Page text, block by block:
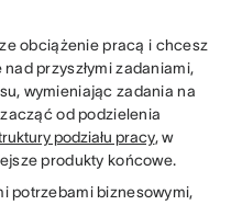
obciążenie pracą i chcesz
przyszłymi zadaniami,
wymieniając zadania na
od podzielenia
podziału pracy, w
produkty końcowe.
potrzebami biznesowymi,